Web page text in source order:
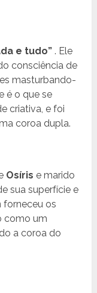
e tudo” . Ele
consciência de
masturbando-
é o que se
criativa, e foi
coroa dupla.
Osíris e marido
sua superfície e
forneceu os
como um
a coroa do